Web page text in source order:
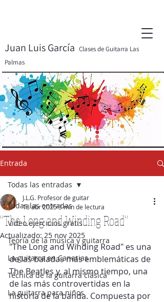
Juan Luis García Clases de Guitarra Las
Palmas
Entrada
Todas las entradas
Video ejercicios gratis
Teoría de la música y guitarra
La guitarra en Canarias
Técnica de la guitarra clásica
La guitarra para niños
Todas las entradas
"The Long and Winding Road"
J.L.G. Profesor de guitar
18 abr 20253 min de lectura
Actualizado:25 nov 2025
"The Long and Winding Road" es una
de las baladas más emblemáticas de
The Beatles y, al mismo tiempo, una
de las más controvertidas en la
historia de la banda. Compuesta por